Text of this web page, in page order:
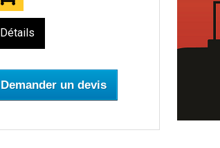
Détails
Demander un devis